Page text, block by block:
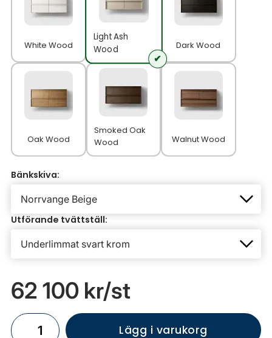
White Wood
Light Ash
Wood
Dark Wood
Oak Wood
Smoked Oak
Wood
Walnut Wood
Bänkskiva:
Utförande tvättställ:
62 100 kr/st
Lägg i varukorg